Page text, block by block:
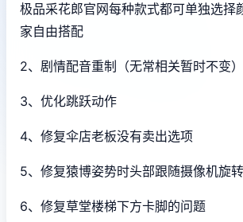
极品采花郎官网每种款式都可单独选择
家自由搭配
2、剧情配音重制（无常相关暂时不变）
3、优化跳跃动作
4、修复伞店老板没有卖出选项
5、修复猿博姿势时头部跟随摄像机旋
6、修复草堂楼梯下方卡脚的问题